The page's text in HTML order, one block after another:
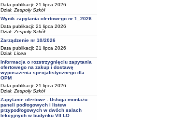
Data publikacji: 21 lipca 2026
Dział: Zespoły Szkół
Wynik zapytania ofertowego nr 1_2026
Data publikacji: 21 lipca 2026
Dział: Zespoły Szkół
Zarządzenie nr 10/2026
Data publikacji: 21 lipca 2026
Dział: Licea
Informacja o rozstrzygnięciu zapytania
ofertowego na zakup i dostawę
wyposażenia specjalistycznego dla
OPM
Data publikacji: 21 lipca 2026
Dział: Zespoły Szkół
Zapytanie ofertowe - Usługa montażu
paneli podłogowych i listew
przypodłogowych w dwóch salach
lekcyjnych w budynku VII LO